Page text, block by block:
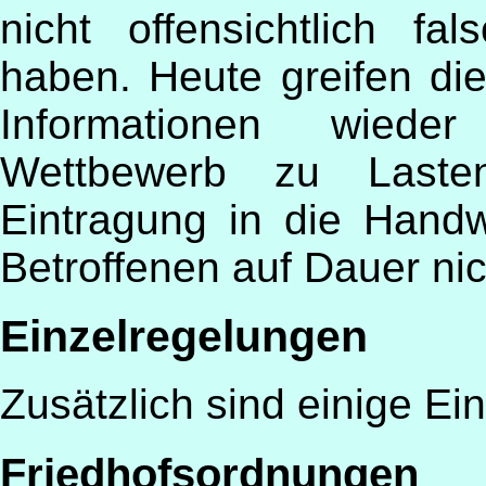
nicht offensichtlich
haben. Heute greifen
Informationen
Wettbewerb zu
Eintragung in die
Betroffenen auf Dauer
Einzelregelungen
Zusätzlich sind einige
Friedhofsordnungen